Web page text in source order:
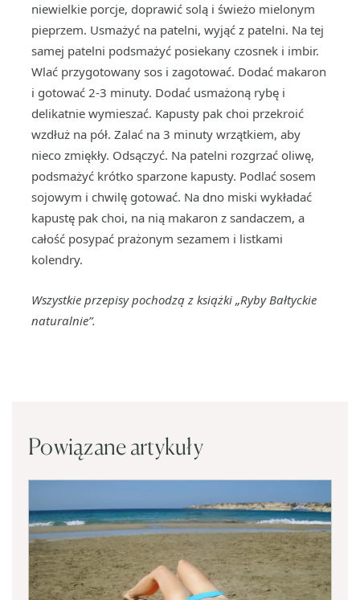
niewielkie porcje, doprawić solą i świeżo mielonym
pieprzem. Usmażyć na patelni, wyjąć z patelni. Na tej
samej patelni podsmażyć posiekany czosnek i imbir.
Wlać przygotowany sos i zagotować. Dodać makaron
i gotować 2-3 minuty. Dodać usmażoną rybę i
delikatnie wymieszać. Kapusty pak choi przekroić
wzdłuż na pół. Zalać na 3 minuty wrzątkiem, aby
nieco zmiękły. Odsączyć. Na patelni rozgrzać oliwę,
podsmażyć krótko sparzone kapusty. Podlać sosem
sojowym i chwilę gotować. Na dno miski wykładać
kapustę pak choi, na nią makaron z sandaczem, a
całość posypać prażonym sezamem i listkami
kolendry.
Wszystkie przepisy pochodzą z książki „Ryby Bałtyckie
naturalnie”.
Powiązane artykuły